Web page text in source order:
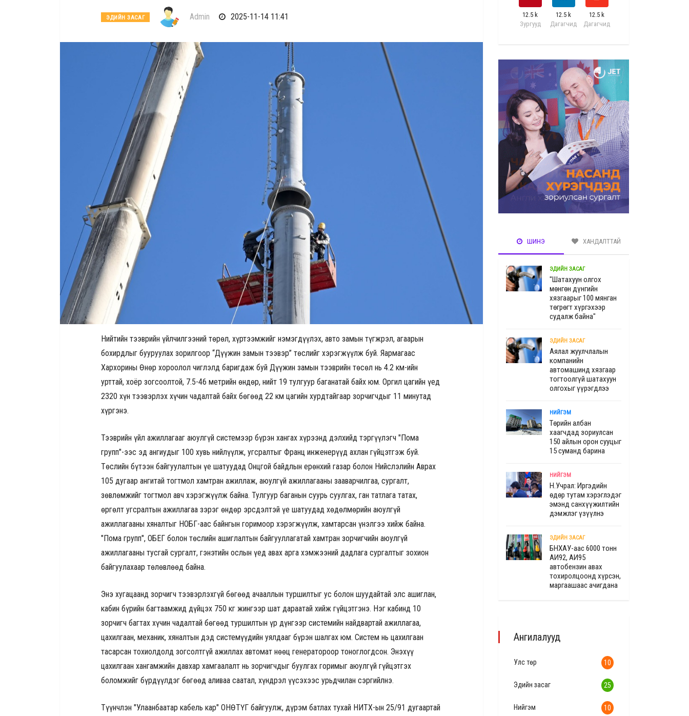
ЭДИЙН ЗАСАГ Admin 2025-11-14 11:41
Нийтийн тээврийн үйлчилгээний төрөл, хүртээмжийг нэмэгдүүлэх, авто замын түгжрэл, агаарын
бохирдлыг бууруулах зорилгоор “Дүүжин замын тээвэр” төслийг хэрэгжүүлж буй. Яармагаас
Хархорины Өнөр хороолол чиглэлд баригдаж буй Дүүжин замын тээврийн төсөл нь 4.2 км-ийн
урттай, хоёр зогсоолтой, 7.5-46 метрийн өндөр, нийт 19 тулгуур баганатай байх юм. Оргил цагийн үед
2320 хүн тээвэрлэх хүчин чадалтай байх бөгөөд 22 км цагийн хурдтайгаар зорчигчдыг 11 минутад
хүргэнэ.
Тээврийн үйл ажиллагааг аюулгүй системээр бүрэн хангах хүрээнд дэлхийд тэргүүлэгч "Пома
групп"-ээс эд ангиудыг 100 хувь нийлүүлж, угсралтыг Франц инженерүүд ахлан гүйцэтгэж буй.
Төслийн бүтээн байгуулалтын үе шатуудад Онцгой байдлын ерөнхий газар болон Нийслэлийн Аврах
105 дугаар ангитай тогтмол хамтран ажиллаж, аюулгүй ажиллагааны зааварчилгаа, сургалт,
зөвлөмжийг тогтмол авч хэрэгжүүлж байна. Тулгуур баганын суурь суулгах, ган татлага татах,
өргөлт угсралтын ажиллагаа зэрэг өндөр эрсдэлтэй үе шатуудад хөдөлмөрийн аюулгүй
ажиллагааны хяналтыг НОБГ-аас байнгын горимоор хэрэгжүүлж, хамтарсан үнэлгээ хийж байна.
"Пома групп", ОБЕГ болон төслийн ашиглалтын байгууллагатай хамтран зорчигчийн аюулгүй
ажиллагааны тусгай сургалт, гэнэтийн ослын үед авах арга хэмжээний дадлага сургалтыг зохион
байгуулахаар төлөвлөөд байна.
Энэ хугацаанд зорчигч тээвэрлэхгүй бөгөөд ачааллын туршилтыг ус болон шуудайтай элс ашиглан,
кабин бүрийн багтаамжид дүйцэх 750 кг жингээр шат дараатай хийж гүйцэтгэнэ. Нэг кабинд 10
зорчигч багтах хүчин чадалтай бөгөөд туршилтын үр дүнгээр системийн найдвартай ажиллагаа,
цахилгаан, механик, хяналтын дэд системүүдийн уялдааг бүрэн шалгах юм. Систем нь цахилгаан
тасарсан тохиолдолд зогсолтгүй ажиллах автомат нөөц генератороор тоноглогдсон. Энэхүү
цахилгаан хангамжийн давхар хамгаалалт нь зорчигчдыг буулгах горимыг аюулгүй гүйцэтгэх
боломжийг бүрдүүлдэг бөгөөд аливаа саатал, хүндрэл үүсэхээс урьдчилан сэргийлнэ.
Түүнчлэн "Улаанбаатар кабель кар" ОНӨТҮГ байгуулж, дүрэм батлах тухай НИТХ-ын 25/91 дугаартай
12.5 k
Зургууд
12.5 k
Дагагчид
12.5 k
Дагагчид
ШИНЭ ХАНДАЛТТАЙ
ЭДИЙН ЗАСАГ
"Шатахуун олгох
мөнгөн дүнгийн
хязгаарыг 100 мянган
төгрөгт хүргэхээр
судалж байна"
ЭДИЙН ЗАСАГ
Аялал жуулчлалын
компанийн
автомашинд хязгаар
тогтоолгүй шатахуун
олгохыг үүрэгдлээ
НИЙГЭМ
Төрийн албан
хаагчдад зориулсан
150 айлын орон сууцыг
15 суманд барина
НИЙГЭМ
Н.Учрал: Иргэдийн
өдөр тутам хэрэглэдэг
эмэнд санхүүжилтийн
дэмжлэг үзүүлнэ
ЭДИЙН ЗАСАГ
БНХАУ-аас 6000 тонн
АИ92, АИ95
автобензин авах
тохиролцоонд хүрсэн,
маргаашаас ачигдана
Ангилалууд
Улс төр 10
Эдийн засаг 25
Нийгэм 10